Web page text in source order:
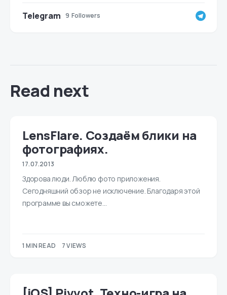
Telegram 9 Followers
Read next
LensFlare. Создаём блики на
фотографиях.
17.07.2013
Здорова люди. Люблю фото приложения.
Сегодняшний обзор не исключение. Благодаря этой
программе вы сможете…
1 MIN READ 7 VIEWS